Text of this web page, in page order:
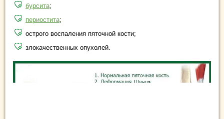
бурсита;
периостита;
острого воспаления пяточной кости;
злокачественных опухолей.